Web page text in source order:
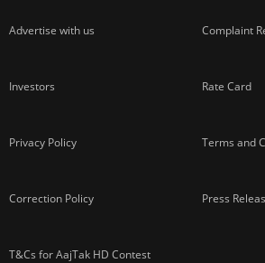
Advertise with us Complaint
Investors Rate Card
Privacy Policy Terms and
Correction Policy Press
T&Cs for AajTak HD Contest